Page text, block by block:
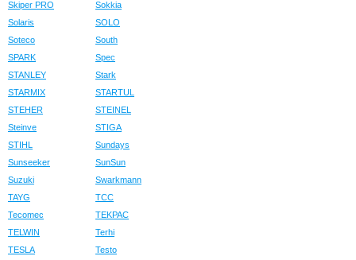
Skiper PRO
Sokkia
Solaris
SOLO
Soteco
South
SPARK
Spec
STANLEY
Stark
STARMIX
STARTUL
STEHER
STEINEL
Steinve
STIGA
STIHL
Sundays
Sunseeker
SunSun
Suzuki
Swarkmann
TAYG
TCC
Tecomec
TEKPAC
TELWIN
Terhi
TESLA
Testo